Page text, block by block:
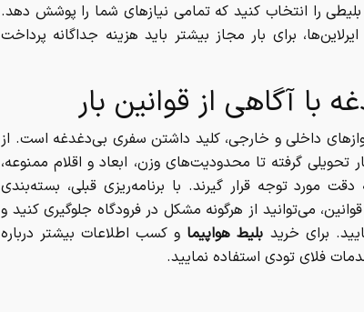
را انتخاب کنید که تمامی نیازهای شما را پوشش دهد.
برای بار مجاز بیشتر باید هزینه جداگانه پرداخت
با آگاهی از قوانین بار
داخلی و خارجی، کلید داشتن سفری بی‌دغدغه است. از
تحویلی گرفته تا محدودیت‌های وزن، ابعاد و اقلام ممنوعه،
مورد توجه قرار گیرند. با برنامه‌ریزی قبلی، بسته‌بندی
می‌توانید از هرگونه مشکل در فرودگاه جلوگیری کنید و
برای خرید بلیط هواپیما و کسب اطلاعات بیشتر درباره
فلای تودی استفاده نمایید.